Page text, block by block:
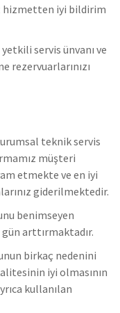
hizmetten iyi bildirim
yetkili servis ünvanı ve
rezervuarlarınızı
teknik servis
müşteri
etmekte ve en iyi
giderilmektedir.
benimseyen
arttırmaktadır.
birkaç nedenini
iyi olmasının
kullanılan